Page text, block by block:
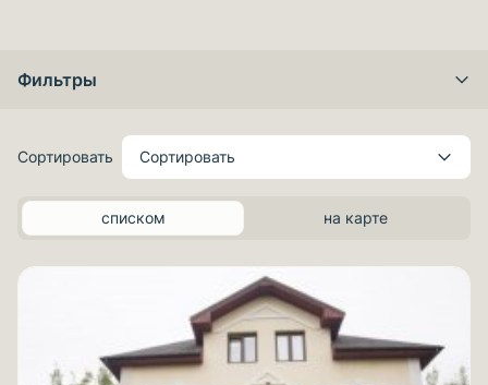
Фильтры
Сортировать Сортировать
списком на карте